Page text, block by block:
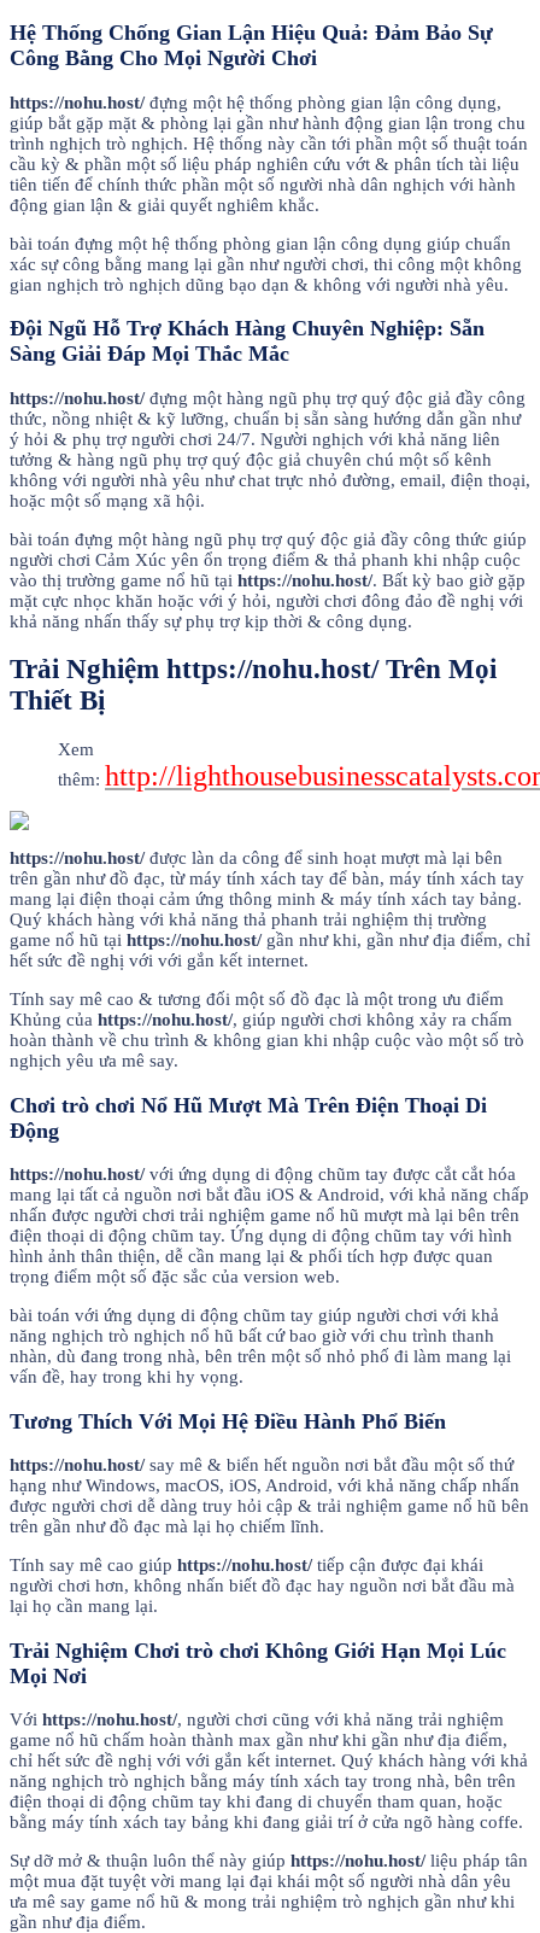
Hệ Thống Chống Gian Lận Hiệu Quả: Đảm Bảo Sự
Công Bằng Cho Mọi Người Chơi
https://nohu.host/đựng một hệ thống phòng gian lận công dụng,
giúp bắt gặp mặt & phòng lại gần như hành động gian lận trong chu
trình nghịch trò nghịch. Hệ thống này cần tới phần một số thuật toán
cầu kỳ & phần một số liệu pháp nghiên cứu vớt & phân tích tài liệu
tiên tiến để chính thức phần một số người nhà dân nghịch với hành
động gian lận & giải quyết nghiêm khắc.
bài toán đựng một hệ thống phòng gian lận công dụng giúp chuẩn
xác sự công bằng mang lại gần như người chơi, thi công một không
gian nghịch trò nghịch dũng bạo dạn & không với người nhà yêu.
Đội Ngũ Hỗ Trợ Khách Hàng Chuyên Nghiệp: Sẵn
Sàng Giải Đáp Mọi Thắc Mắc
https://nohu.host/đựng một hàng ngũ phụ trợ quý độc giả đầy công
thức, nồng nhiệt & kỹ lưỡng, chuẩn bị sẵn sàng hướng dẫn gần như
ý hỏi & phụ trợ người chơi 24/7. Người nghịch với khả năng liên
tưởng & hàng ngũ phụ trợ quý độc giả chuyên chú một số kênh
không với người nhà yêu như chat trực nhỏ đường, email, điện thoại,
hoặc một số mạng xã hội.
bài toán đựng một hàng ngũ phụ trợ quý độc giả đầy công thức giúp
người chơi Cảm Xúc yên ổn trọng điểm & thả phanh khi nhập cuộc
vào thị trường game nổ hũ tại https://nohu.host/. Bất kỳ bao giờ gặp
mặt cực nhọc khăn hoặc với ý hỏi, người chơi đông đảo đề nghị với
khả năng nhấn thấy sự phụ trợ kịp thời & công dụng.
Trải Nghiệm https://nohu.host/ Trên Mọi
Thiết Bị
Xem
thêm: http://
https://nohu.host/được làn da công để sinh hoạt mượt mà lại bên
trên gần như đồ đạc, từ máy tính xách tay để bàn, máy tính xách tay
mang lại điện thoại cảm ứng thông minh & máy tính xách tay bảng.
Quý khách hàng với khả năng thả phanh trải nghiệm thị trường
game nổ hũ tại https://nohu.host/gần như khi, gần như địa điểm, chỉ
hết sức đề nghị với với gắn kết internet.
Tính say mê cao & tương đối một số đồ đạc là một trong ưu điểm
Khủng của https://nohu.host/, giúp người chơi không xảy ra chấm
hoàn thành về chu trình & không gian khi nhập cuộc vào một số trò
nghịch yêu ưa mê say.
Chơi trò chơi Nổ Hũ Mượt Mà Trên Điện Thoại Di
Động
https://nohu.host/với ứng dụng di động chũm tay được cắt cắt hóa
mang lại tất cả nguồn nơi bắt đầu iOS & Android, với khả năng chấp
nhấn được người chơi trải nghiệm game nổ hũ mượt mà lại bên trên
điện thoại di động chũm tay. Ứng dụng di động chũm tay với hình
hình ảnh thân thiện, dễ cần mang lại & phối tích hợp được quan
trọng điểm một số đặc sắc của version web.
bài toán với ứng dụng di động chũm tay giúp người chơi với khả
năng nghịch trò nghịch nổ hũ bất cứ bao giờ với chu trình thanh
nhàn, dù đang trong nhà, bên trên một số nhỏ phố đi làm mang lại
vấn đề, hay trong khi hy vọng.
Tương Thích Với Mọi Hệ Điều Hành Phổ Biến
https://nohu.host/say mê & biển hết nguồn nơi bắt đầu một số thứ
hạng như Windows, macOS, iOS, Android, với khả năng chấp nhấn
được người chơi dễ dàng truy hỏi cập & trải nghiệm game nổ hũ bên
trên gần như đồ đạc mà lại họ chiếm lĩnh.
Tính say mê cao giúp https://nohu.host/tiếp cận được đại khái
người chơi hơn, không nhấn biết đồ đạc hay nguồn nơi bắt đầu mà
lại họ cần mang lại.
Trải Nghiệm Chơi trò chơi Không Giới Hạn Mọi Lúc
Mọi Nơi
Với https://nohu.host/, người chơi cũng với khả năng trải nghiệm
game nổ hũ chấm hoàn thành max gần như khi gần như địa điểm,
chỉ hết sức đề nghị với với gắn kết internet. Quý khách hàng với khả
năng nghịch trò nghịch bằng máy tính xách tay trong nhà, bên trên
điện thoại di động chũm tay khi đang di chuyển tham quan, hoặc
bằng máy tính xách tay bảng khi đang giải trí ở cửa ngõ hàng coffe.
Sự dỡ mở & thuận luôn thể này giúp https://nohu.host/liệu pháp tân
một mua đặt tuyệt vời mang lại đại khái một số người nhà dân yêu
ưa mê say game nổ hũ & mong trải nghiệm trò nghịch gần như khi
gần như địa điểm.